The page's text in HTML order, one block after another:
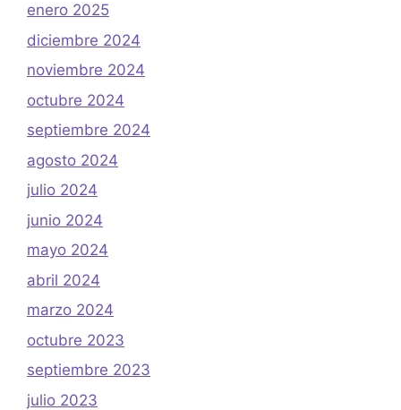
enero 2025
diciembre 2024
noviembre 2024
octubre 2024
septiembre 2024
agosto 2024
julio 2024
junio 2024
mayo 2024
abril 2024
marzo 2024
octubre 2023
septiembre 2023
julio 2023